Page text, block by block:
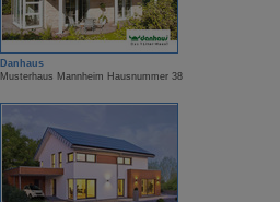
Danhaus
Musterhaus Mannheim Hausnummer 38